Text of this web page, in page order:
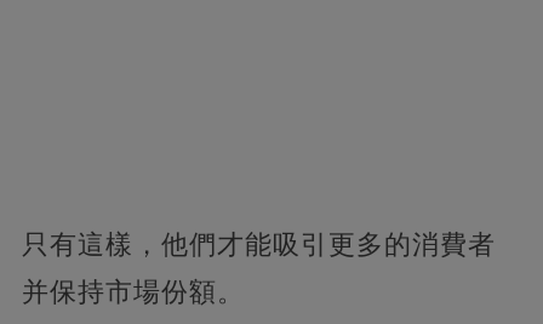
只有這樣，他們才能吸引更多的消費者
并保持市場份額。